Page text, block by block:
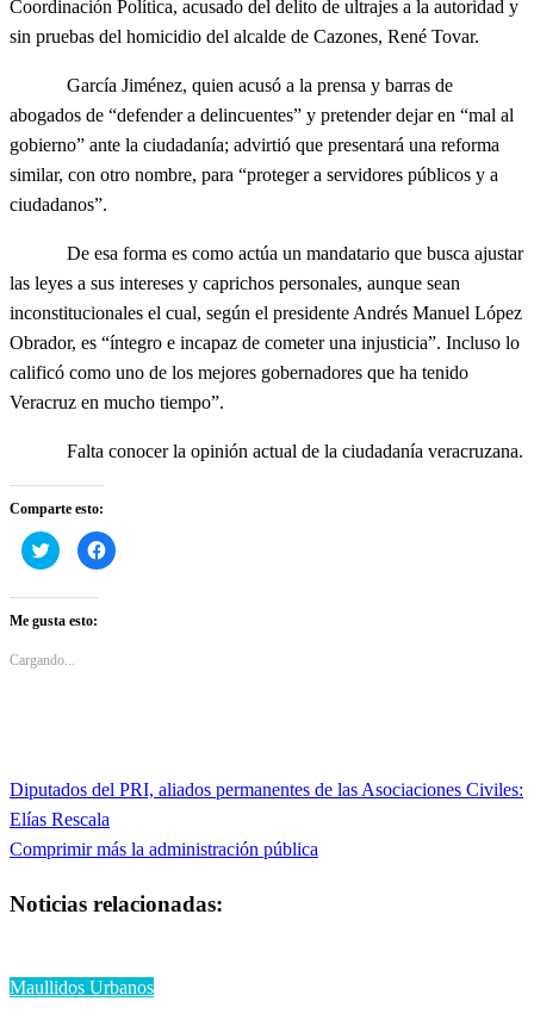
Coordinación Política, acusado del delito de ultrajes a la autoridad y
sin pruebas del homicidio del alcalde de Cazones, René Tovar.
García Jiménez, quien acusó a la prensa y barras de
abogados de “defender a delincuentes” y pretender dejar en “mal al
gobierno” ante la ciudadanía; advirtió que presentará una reforma
similar, con otro nombre, para “proteger a servidores públicos y a
ciudadanos”.
De esa forma es como actúa un mandatario que busca ajustar
las leyes a sus intereses y caprichos personales, aunque sean
inconstitucionales el cual, según el presidente Andrés Manuel López
Obrador, es “íntegro e incapaz de cometer una injusticia”. Incluso lo
calificó como uno de los mejores gobernadores que ha tenido
Veracruz en mucho tiempo”.
Falta conocer la opinión actual de la ciudadanía veracruzana.
Comparte esto:
Haz
clic
en
Twitter
(Se
en
Haz
clic
Me gusta esto:
Cargando...
Navegación
de
Entrada
anterior
Diputados del PRI, aliados permanentes de las Asociaciones Civiles:
Elías Rescala
Entrada
Comprimir más la administración pública
Noticias relacionadas:
Maullidos Urbanos